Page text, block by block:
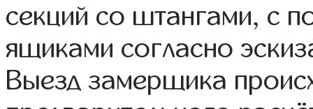
секций со штангами, с
ящиками согласно
Выезд замерщика